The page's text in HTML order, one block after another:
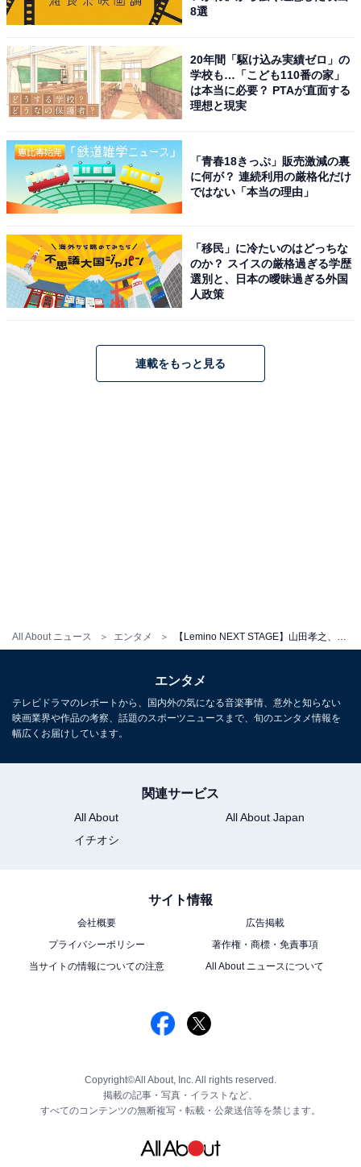
All About ニュース エンタメ 【Lemino NEXT STAGE】山田孝之、「単発で終わらせるつもりはない」俳優オーディションに意気込み
8選
20年間「駆け込み実績ゼロ」の
学校も…「こども110番の家」
は本当に必要？ PTAが直面する
理想と現実
「青春18きっぷ」販売激減の裏
に何が？ 連続利用の厳格化だけ
ではない「本当の理由」
「移民」に冷たいのはどっちな
のか？ スイスの厳格過ぎる学歴
選別と、日本の曖昧過ぎる外国
人政策
連載をもっと見る
エンタメ
テレビドラマのレポートから、国内外の気になる音楽事情、意外と知らない
映画業界や作品の考察、話題のスポーツニュースまで、旬のエンタメ情報を
幅広くお届けしています。
関連サービス
All About
All About Japan
イチオシ
サイト情報
会社概要
広告掲載
プライバシーポリシー
著作権・商標・免責事項
当サイトの情報についての注意
All About ニュースについて
Copyright©All About, Inc. All rights reserved.
掲載の記事・写真・イラストなど、
すべてのコンテンツの無断複写・転載・公衆送信等を禁じます。